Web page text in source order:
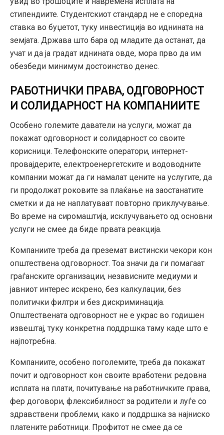
стипендиите. Студентскиот стандард не е споредна
ставка во буџетот, туку инвестиција во иднината на
земјата. Држава што бара од младите да останат, да
учат и да ја градат иднината овде, мора прво да им
обезбеди минимум достоинство денес.
РАБОТНИЧКИ ПРАВА, ОДГОВОРНОСТ
И СОЛИДАРНОСТ НА КОМПАНИИТЕ
Особено големите даватели на услуги, можат да
покажат одговорност и солидарност со своите
корисници. Телефонските оператори, интернет-
провајдерите, електроенергетските и водоводните
компании можат да ги намалат цените на услугите, да
ги продолжат роковите за плаќање на заостанатите
сметки и да не наплатуваат повторно приклучување.
Во време на сиромаштија, исклучувањето од основни
услуги не смее да биде првата реакција.
Компаниите треба да преземат вистински чекори кон
општествена одговорност. Тоа значи да ги помагаат
граѓанските организации, независните медиуми и
јавниот интерес искрено, без калкулации, без
политички филтри и без дискриминација.
Општествената одговорност не е украс во годишен
извештај, туку конкретна поддршка таму каде што е
најпотребна.
Компаниите, особено поголемите, треба да покажат
почит и одговорност кон своите вработени: редовна
исплата на плати, почитување на работничките права,
фер договори, флексибилност за родители и луѓе со
здравствени проблеми, како и поддршка за најниско
платените работници. Профитот не смее да се